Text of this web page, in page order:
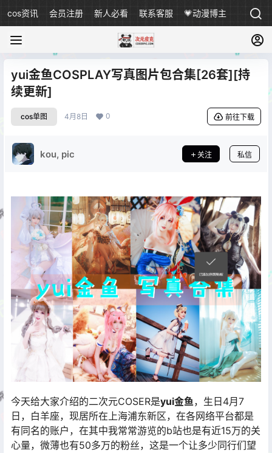
cos资讯 会员注册 新人必看 联系客服 💗动漫博主
yui金鱼COSPLAY写真图片包合集[26套][持
续更新]
cos单图 4月8日 0 前往下载
kou, pic 关注 私信
今天给大家介绍的二次元COSER是yui金鱼，生日4月7
日，白羊座，现居所在上海浦东新区，在各网络平台都是
有同名的账户，在其中我常常游览的b站也是有近15万的关
心量，微薄也有50多万的粉丝，这是一个让多少同行们望